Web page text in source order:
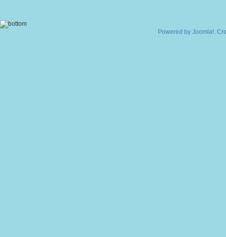
Powered by Joomla!.